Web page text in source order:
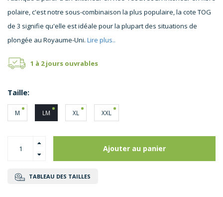
polaire, c'est notre sous-combinaison la plus populaire, la cote TOG
de 3 signifie qu'elle est idéale pour la plupart des situations de
plongée au Royaume-Uni. Lire plus..
1 à 2 jours ouvrables
Taille:
M LM XL XXL
Ajouter au panier
TABLEAU DES TAILLES